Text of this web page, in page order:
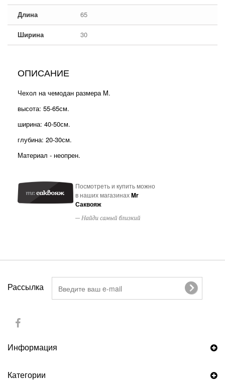
Длина 65
Ширина 30
ОПИСАНИЕ
Чехол на чемодан размера M.
высота: 55-65см.
ширина: 40-50см.
глубина: 20-30см.
Материал - неопрен.
Посмотреть и купить можно
в наших магазинахMr
Саквояж
Рассылка
Информация
Категории